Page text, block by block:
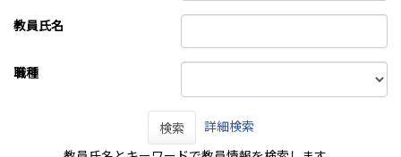
教員氏名
職種
検索
詳細検索